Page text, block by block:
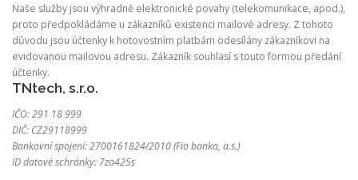
Naše služby jsou výhradně elektronické povahy (telekomunikace, apod.),
proto předpokládáme u zákazníků existenci mailové adresy. Z tohoto
důvodu jsou účtenky k hotovostním platbám odesílány zákazníkovi na
evidovanou mailovou adresu. Zákazník souhlasí s touto formou předání
účtenky.
TNtech, s.r.o.
IČO: 291 18 999
DIČ: CZ29118999
Bankovní spojení: 2700161824/2010 (Fio banka, a.s.)
ID datové schránky: 7za425s